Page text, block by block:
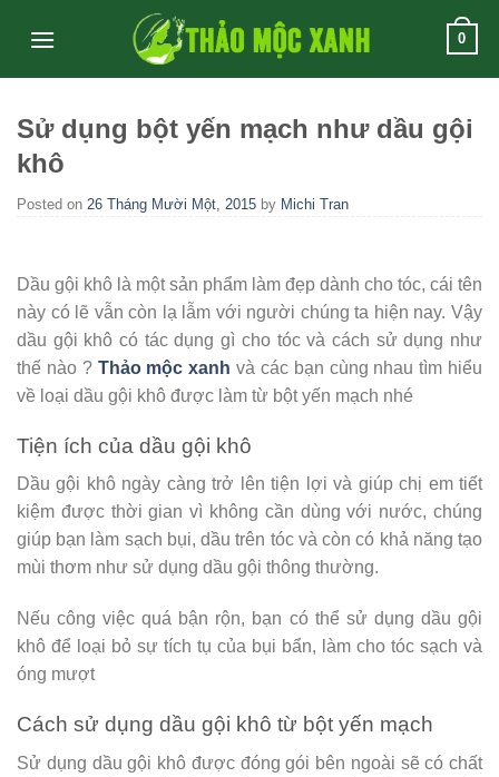
0
Sử dụng bột yến mạch như dầu gội
khô
Posted on 26 Tháng Mười Một, 2015 by Michi Tran
Dầu gội khô là một sản phẩm làm đẹp dành cho tóc, cái tên
này có lẽ vẫn còn lạ lẫm với người chúng ta hiện nay. Vậy
dầu gội khô có tác dụng gì cho tóc và cách sử dụng như
thế nào ? Thảo mộc xanh và các bạn cùng nhau tìm hiểu
về loại dầu gội khô được làm từ bột yến mạch nhé
Tiện ích của dầu gội khô
Dầu gội khô ngày càng trở lên tiện lợi và giúp chị em tiết
kiệm được thời gian vì không cần dùng với nước, chúng
giúp bạn làm sạch bụi, dầu trên tóc và còn có khả năng tạo
mùi thơm như sử dụng dầu gội thông thường.
Nếu công việc quá bận rộn, bạn có thể sử dụng dầu gội
khô để loại bỏ sự tích tụ của bụi bẩn, làm cho tóc sạch và
óng mượt
Cách sử dụng dầu gội khô từ bột yến mạch
Sử dụng dầu gội khô được đóng gói bên ngoài sẽ có chất